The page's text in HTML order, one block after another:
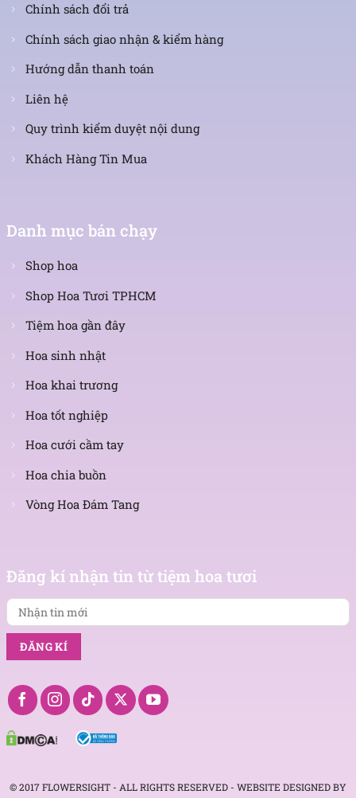
Chính sách đổi trả
Chính sách giao nhận & kiểm hàng
Hướng dẫn thanh toán
Liên hệ
Quy trình kiểm duyệt nội dung
Khách Hàng Tin Mua
Danh mục bán chạy
Shop hoa
Shop Hoa Tươi TPHCM
Tiệm hoa gần đây
Hoa sinh nhật
Hoa khai trương
Hoa tốt nghiệp
Hoa cưới cầm tay
Hoa chia buồn
Vòng Hoa Đám Tang
Đăng kí nhận tin từ tiệm hoa tươi
tin
mới
© 2017 FLOWERSIGHT - ALL RIGHTS RESERVED - WEBSITE DESIGNED BY